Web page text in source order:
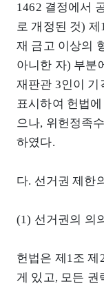
1462 결정에서
로 개정된 것)
재 금고 이상의
아니한 자) 부분
재판관 3인이 기
표시하여 헌법
으나, 위헌정족
하였다.
다. 선거권 제한
(1) 선거권의 의
헌법은 제1조 제
게 있고, 모든 권